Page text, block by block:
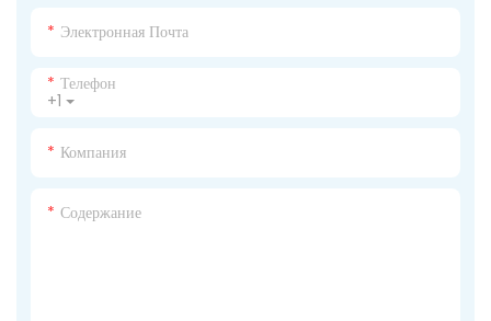
Электронная Почта
+1
Телефон
Компания
Содержание